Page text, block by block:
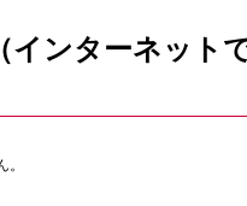
インターネット